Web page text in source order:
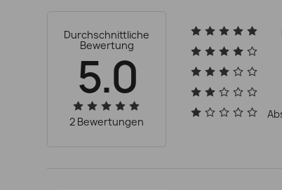
Durchschnittliche
Bewertung
5.0
2 Bewertungen